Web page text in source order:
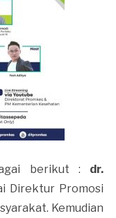
berikut : dr.
Direktur Promosi
Kemudian